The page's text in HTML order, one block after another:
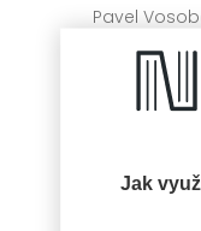
Jak
Pavel